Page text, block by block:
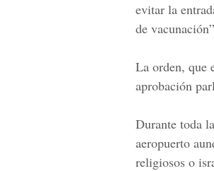
evitar la
de
La orden, que
aprobación
Durante toda
aeropuerto
religiosos o